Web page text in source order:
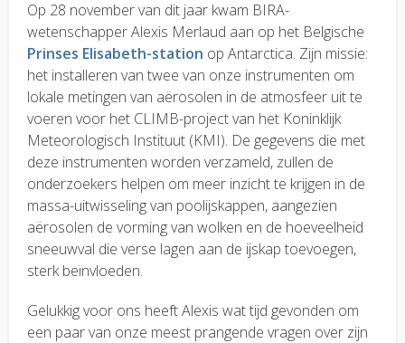
Op 28 november van dit jaar kwam BIRA-
wetenschapper Alexis Merlaud aan op het Belgische
Prinses Elisabeth-station op Antarctica. Zijn missie:
het installeren van twee van onze instrumenten om
lokale metingen van aërosolen in de atmosfeer uit te
voeren voor het CLIMB-project van het Koninklijk
Meteorologisch Instituut (KMI). De gegevens die met
deze instrumenten worden verzameld, zullen de
onderzoekers helpen om meer inzicht te krijgen in de
massa-uitwisseling van poolijskappen, aangezien
aërosolen de vorming van wolken en de hoeveelheid
sneeuwval die verse lagen aan de ijskap toevoegen,
sterk beïnvloeden.
Gelukkig voor ons heeft Alexis wat tijd gevonden om
een paar van onze meest prangende vragen over zijn